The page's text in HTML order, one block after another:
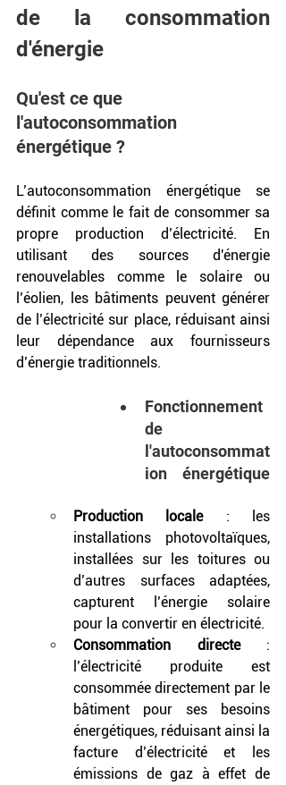
de la consommation
d'énergie
Qu'est ce que
l'autoconsommation
énergétique ?
L’autoconsommation énergétique se
définit comme le fait de consommer sa
propre production d’électricité. En
utilisant des sources d'énergie
renouvelables comme le solaire ou
l’éolien, les bâtiments peuvent générer
de l’électricité sur place, réduisant ainsi
leur dépendance aux fournisseurs
d’énergie traditionnels.
Fonctionnement
de
l'autoconsommat
Production locale : les
installations photovoltaïques,
installées sur les toitures ou
d’autres surfaces adaptées,
capturent l’énergie solaire
pour la convertir en électricité.
Consommation directe :
l’électricité produite est
consommée directement par le
bâtiment pour ses besoins
énergétiques, réduisant ainsi la
facture d’électricité et les
émissions de gaz à effet de